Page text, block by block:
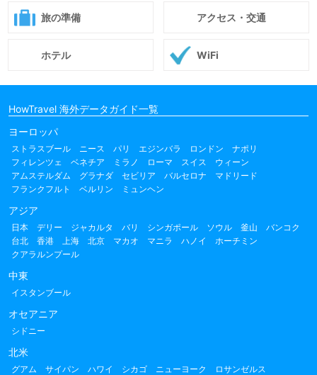
旅の準備 アクセス・交通
ホテル WiFi
HowTravel 海外データガイド一覧
ヨーロッパ
ストラスブール ニース パリ エジンバラ ロンドン
ナポリ
フィレンツェ
ベネチア ミラノ ローマ スイス
ウィーン
アムステルダム
グラナダ セビリア バルセロナ
マドリード
フランクフルト
ベルリン ミュンヘン
アジア
日本 デリー ジャカルタ バリ シンガポール ソウル 釜山
バンコク
台北
香港 上海 北京 マカオ マニラ ハノイ
ホーチミン
クアラルンプール
中東
イスタンブール
オセアニア
シドニー
北米
グアム サイパン ハワイ シカゴ ニューヨーク ロサンゼルス